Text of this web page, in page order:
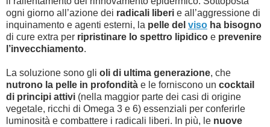
ogni giorno all’azione dei radicali liberi e all’aggressione di
inquinamento e agenti esterni, la pelle del viso ha bisogno
di cure extra per ripristinare lo spettro lipidico e prevenire
l’invecchiamento.
La soluzione sono gli oli di ultima generazione, che
nutrono la pelle in profondità e le forniscono un cocktail
di principi attivi (nella maggior parte dei casi di origine
vegetale, ricchi di Omega 3 e 6) essenziali per conferirle
luminosità e combattere i radicali liberi. In più, le nuove